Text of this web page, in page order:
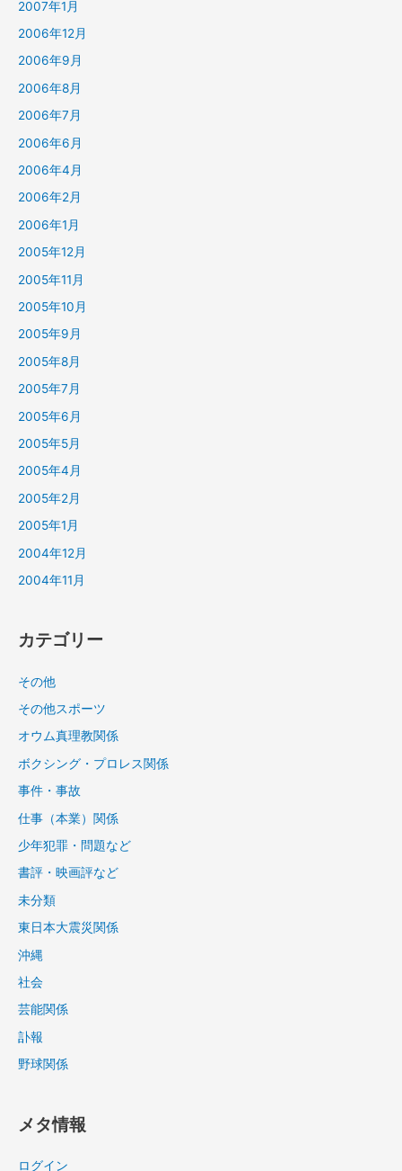
2007年1月
2006年12月
2006年9月
2006年8月
2006年7月
2006年6月
2006年4月
2006年2月
2006年1月
2005年12月
2005年11月
2005年10月
2005年9月
2005年8月
2005年7月
2005年6月
2005年5月
2005年4月
2005年2月
2005年1月
2004年12月
2004年11月
カテゴリー
その他
その他スポーツ
オウム真理教関係
ボクシング・プロレス関係
事件・事故
仕事（本業）関係
少年犯罪・問題など
書評・映画評など
未分類
東日本大震災関係
沖縄
社会
芸能関係
訃報
野球関係
メタ情報
ログイン